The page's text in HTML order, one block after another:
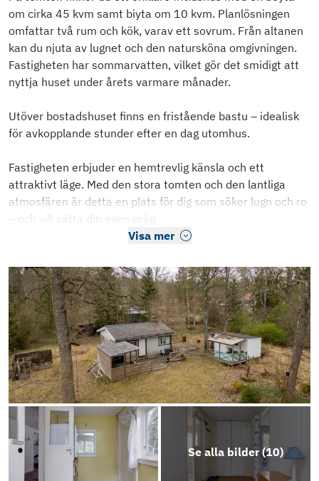
om cirka 45 kvm samt biyta om 10 kvm. Planlösningen
omfattar två rum och kök, varav ett sovrum. Från altanen
kan du njuta av lugnet och den natursköna omgivningen.
Fastigheten har sommarvatten, vilket gör det smidigt att
nyttja huset under årets varmare månader.
Utöver bostadshuset finns en fristående bastu – idealisk
för avkopplande stunder efter en dag utomhus.
Fastigheten erbjuder en hemtrevlig känsla och ett
attraktivt läge. Med den stora tomten och den lantliga
atmosfären är detta en plats för dig som söker lugn och ro
– och vill sätta din egen präg
Visa mer
Se alla bilder (10)